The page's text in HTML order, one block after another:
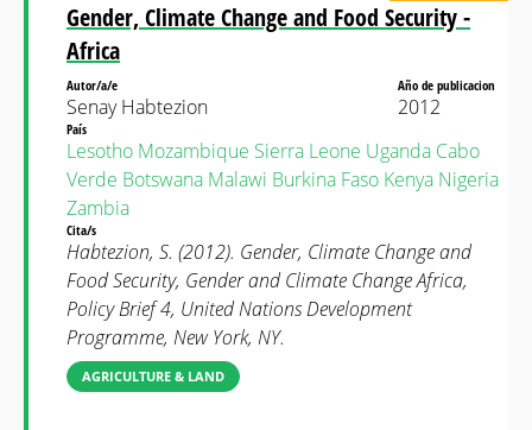
Gender, Climate Change and Food Security -
Africa
Autor/a/e
Senay Habtezion
Año de publicacion
2012
País
Lesotho Mozambique Sierra Leone Uganda Cabo
Verde Botswana Malawi Burkina Faso Kenya Nigeria
Zambia
Cita/s
Habtezion, S. (2012). Gender, Climate Change and
Food Security, Gender and Climate Change Africa,
Policy Brief 4, United Nations Development
Programme, New York, NY.
AGRICULTURE & LAND